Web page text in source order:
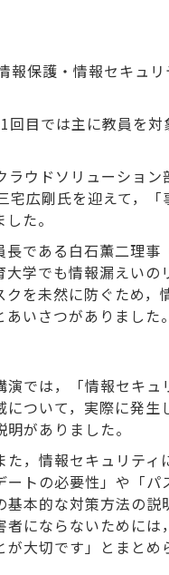
保護・情報セキュ
目では主に教員を
ウドソリューション
広剛氏を迎えて，「
た。
である白石薫二理事
学でも情報漏えいの
を未然に防ぐため，
いさつがありました。
演では，「情報セキュ
について，実際に発生
明がありました。
た，情報セキュリテ
ートの必要性」や「
基本的な対策方法の説
者にならないためには
が大切です」とまとめ